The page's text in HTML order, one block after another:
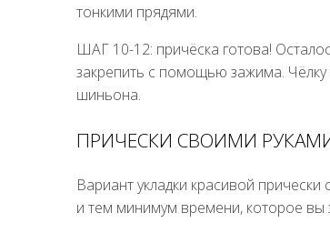
тонкими прядями.
ШАГ 10-12: причёска готова!
закрепить с помощью зажима.
шиньона.
ПРИЧЕСКИ СВОИМИ
Вариант укладки красивой
и тем минимум времени, которое вы